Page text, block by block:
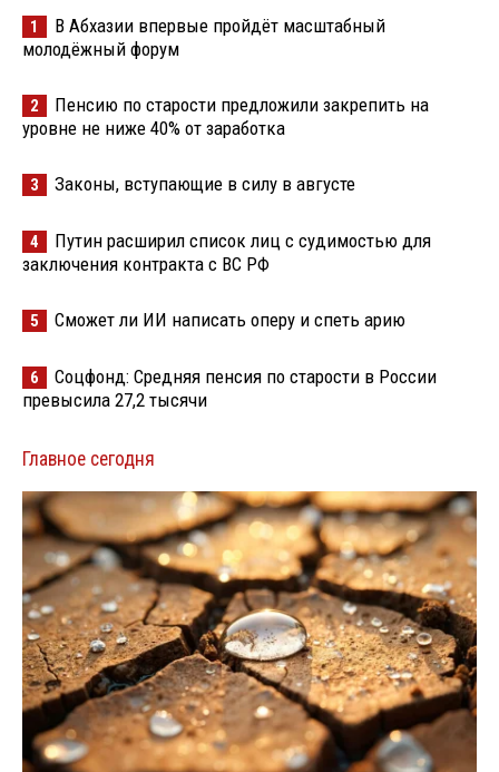
1
В Абхазии впервые пройдёт масштабный
молодёжный форум
2
Пенсию по старости предложили закрепить на
уровне не ниже 40% от заработка
3 Законы, вступающие в силу в августе
4
Путин расширил список лиц с судимостью для
заключения контракта с ВС РФ
5 Сможет ли ИИ написать оперу и спеть арию
6
Соцфонд: Средняя пенсия по старости в России
превысила 27,2 тысячи
Главное сегодня